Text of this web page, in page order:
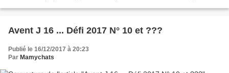
Avent J 16 ... Défi 2017 N° 10 et ???
Publié le 16/12/2017 à 20:23
Par Mamychats